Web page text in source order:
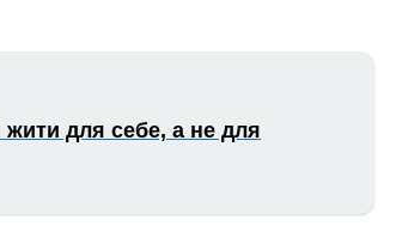
для себе, а не для